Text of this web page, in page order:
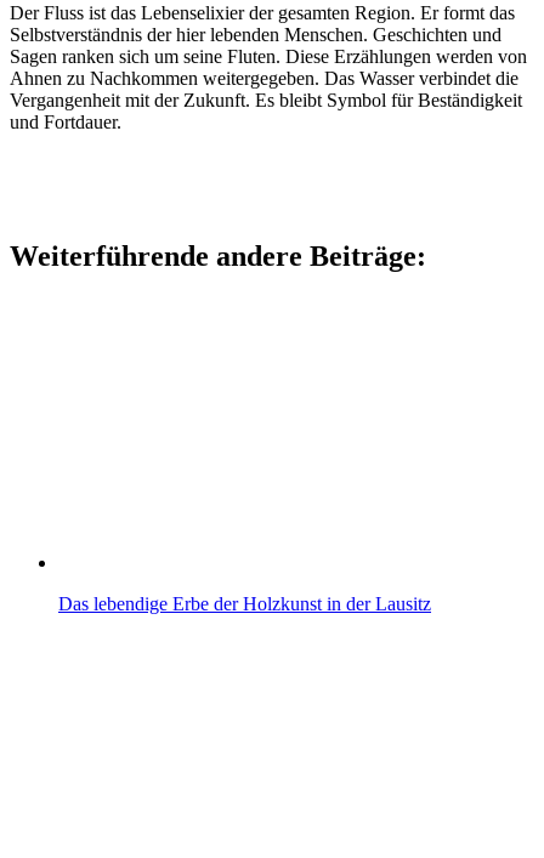
Der Fluss ist das Lebenselixier der gesamten Region. Er formt das
Selbstverständnis der hier lebenden Menschen. Geschichten und
Sagen ranken sich um seine Fluten. Diese Erzählungen werden von
Ahnen zu Nachkommen weitergegeben. Das Wasser verbindet die
Vergangenheit mit der Zukunft. Es bleibt Symbol für Beständigkeit
und Fortdauer.
Weiterführende andere Beiträge:
Das lebendige Erbe der Holzkunst in der Lausitz